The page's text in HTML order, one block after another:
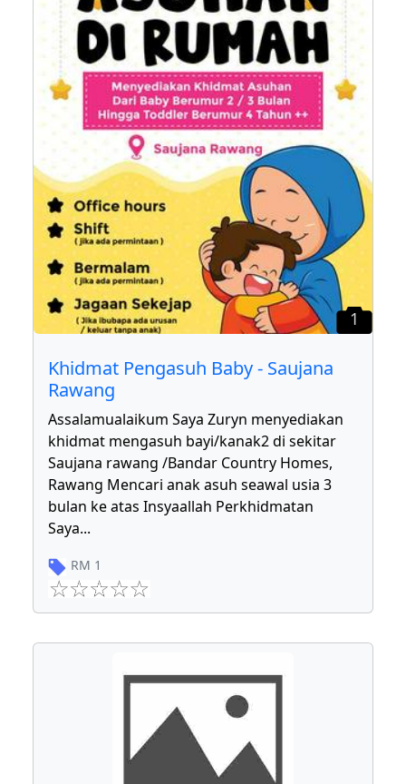
1
Khidmat Pengasuh Baby - Saujana
Rawang
Assalamualaikum Saya Zuryn menyediakan
khidmat mengasuh bayi/kanak2 di sekitar
Saujana rawang /Bandar Country Homes,
Rawang Mencari anak asuh seawal usia 3
bulan ke atas Insyaallah Perkhidmatan
Saya...
RM 1